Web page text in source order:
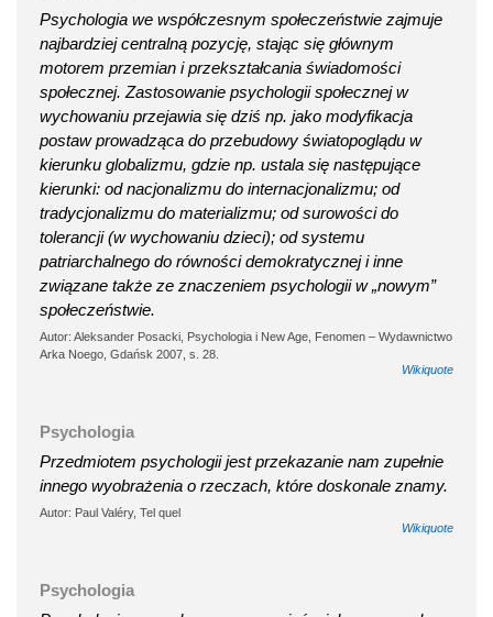
Psychologia we współczesnym społeczeństwie zajmuje
najbardziej centralną pozycję, stając się głównym
motorem przemian i przekształcania świadomości
społecznej. Zastosowanie psychologii społecznej w
wychowaniu przejawia się dziś np. jako modyfikacja
postaw prowadząca do przebudowy światopoglądu w
kierunku globalizmu, gdzie np. ustala się następujące
kierunki: od nacjonalizmu do internacjonalizmu; od
tradycjonalizmu do materializmu; od surowości do
tolerancji (w wychowaniu dzieci); od systemu
patriarchalnego do równości demokratycznej i inne
związane także ze znaczeniem psychologii w „nowym”
społeczeństwie.
Autor: Aleksander Posacki, Psychologia i New Age, Fenomen – Wydawnictwo
Arka Noego, Gdańsk 2007, s. 28.
Wikiquote
Psychologia
Przedmiotem psychologii jest przekazanie nam zupełnie
innego wyobrażenia o rzeczach, które doskonale znamy.
Autor: Paul Valéry, Tel quel
Wikiquote
Psychologia